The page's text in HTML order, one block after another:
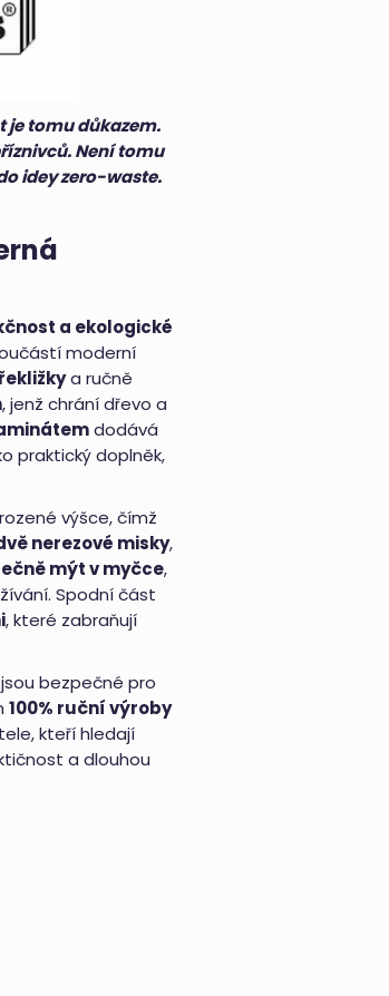
je tomu důkazem.
Není tomu
idey zero-waste.
a ekologické
moderní
a ručně
, jenž chrání dřevo a
dodává
praktický doplněk,
výšce, čímž
nerezové misky,
mýt v myčce,
Spodní část
, které zabraňují
bezpečné pro
100% ruční výroby
kteří hledají
a dlouhou